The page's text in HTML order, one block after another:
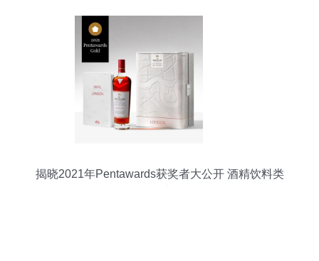
揭晓2021年Pentawards获奖者大公开 酒精饮料类